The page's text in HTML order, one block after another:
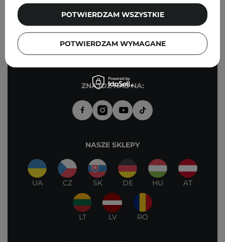
COSIBELLA CORNER
WSPARCIE KOSMETOLOGICZNE
ZNAJDŹ NAS NA:
NASZE SKLEPY
UA CZ SK DE HU AT
LT LV RO
POTWIERDZAM WYMAGANE
POTWIERDZAM WSZYSTKIE